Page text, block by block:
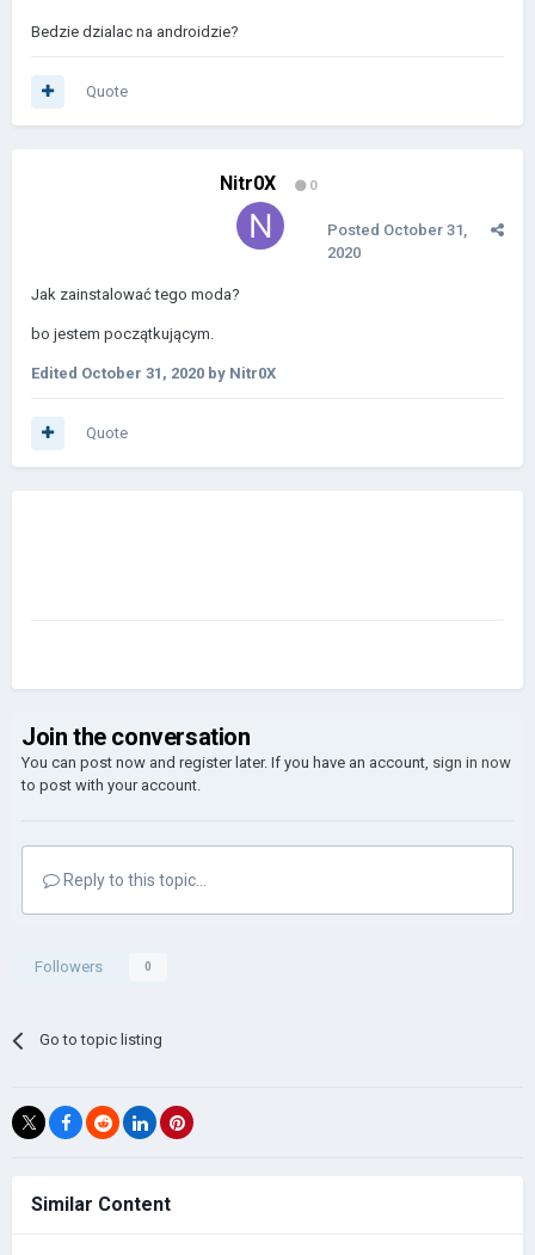
Bedzie dzialac na androidzie?
Quote
Nitr0X 0
Posted October 31,
2020
Jak zainstalować tego moda?
bo jestem początkującym.
Edited October 31, 2020 by Nitr0X
Quote
Join the conversation
You can post now and register later. If you have an account, sign in now
to post with your account.
Reply to this topic...
Followers 0
Go to topic listing
Similar Content